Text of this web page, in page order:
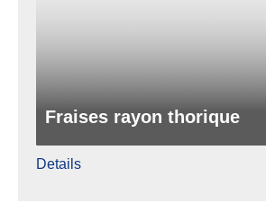
Fraises rayon thorique
Details